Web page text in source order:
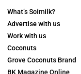
What’s Soimilk?
Advertise with us
Work with us
Coconuts
Grove Coconuts Brand
BK Magazine Online